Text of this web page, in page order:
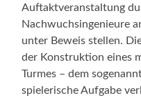
Auftaktveranstaltung
Nachwuchsingenieure
unter Beweis stellen.
der Konstruktion eines
Turmes – dem
spielerische Aufgabe